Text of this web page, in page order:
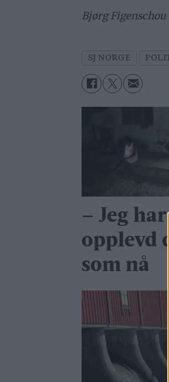
Bjørg Figenschou
SJ NORGE
– Jeg
opplevd
som nå